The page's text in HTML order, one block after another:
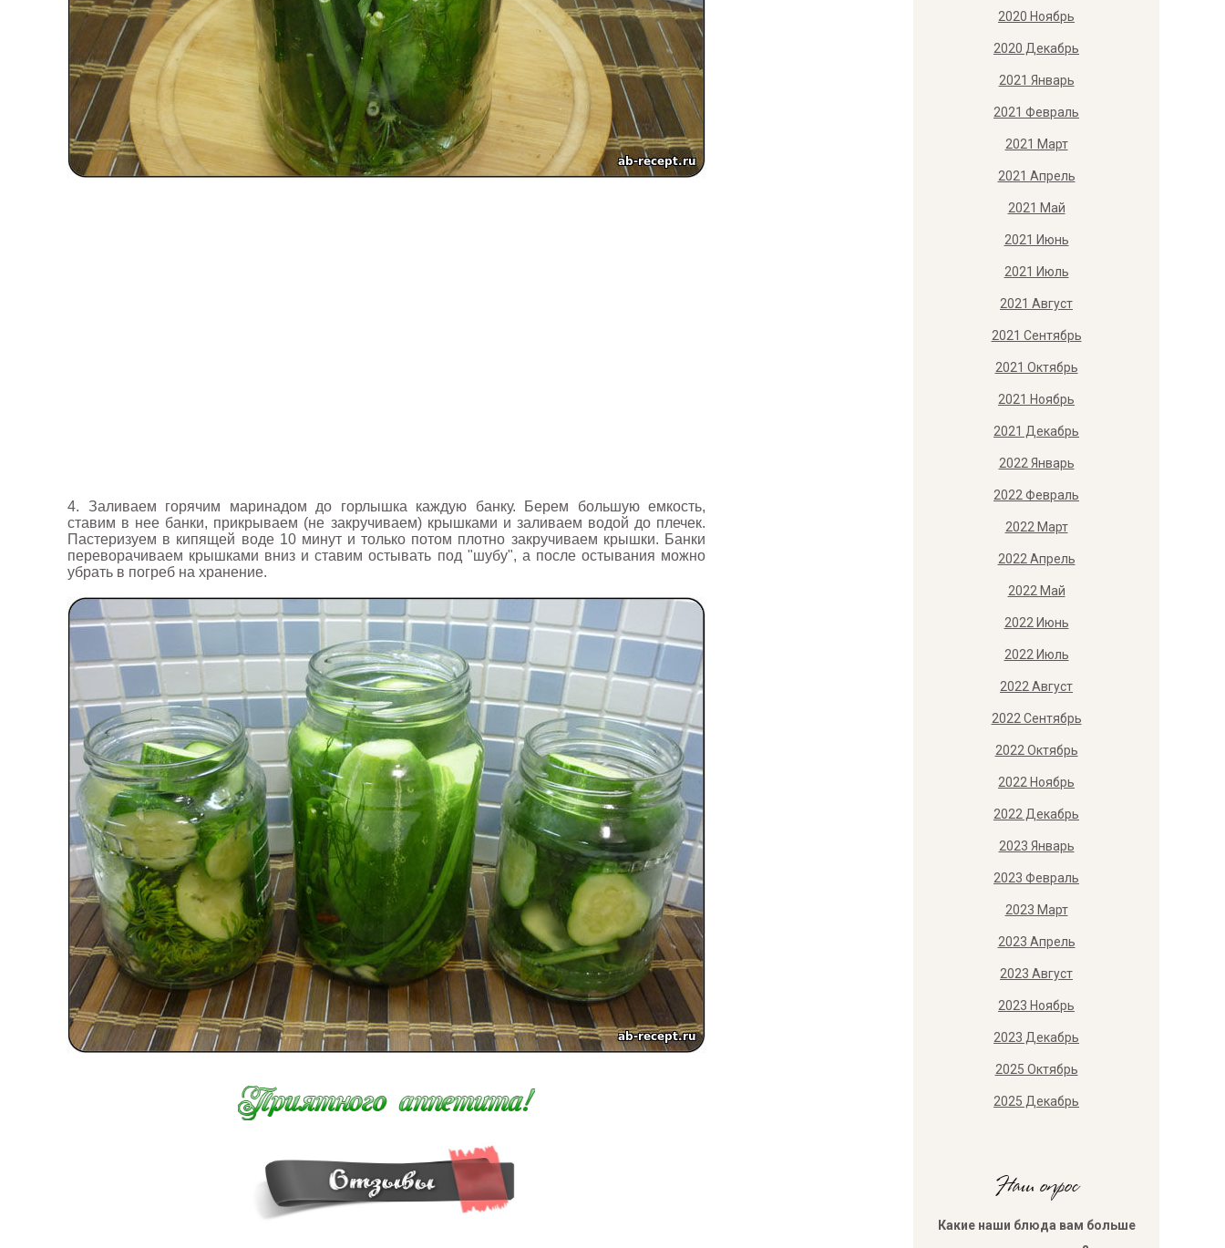
4. Заливаем горячим маринадом до горлышка каждую банку. Берем большую емкость,
ставим в нее банки, прикрываем (не закручиваем) крышками и заливаем водой до плечек.
Пастеризуем в кипящей воде 10 минут и только потом плотно закручиваем крышки. Банки
переворачиваем крышками вниз и ставим остывать под "шубу", а после остывания можно
убрать в погреб на хранение.
2020 Ноябрь
2020 Декабрь
2021 Январь
2021 Февраль
2021 Март
2021 Апрель
2021 Май
2021 Июнь
2021 Июль
2021 Август
2021 Сентябрь
2021 Октябрь
2021 Ноябрь
2021 Декабрь
2022 Январь
2022 Февраль
2022 Март
2022 Апрель
2022 Май
2022 Июнь
2022 Июль
2022 Август
2022 Сентябрь
2022 Октябрь
2022 Ноябрь
2022 Декабрь
2023 Январь
2023 Февраль
2023 Март
2023 Апрель
2023 Август
2023 Ноябрь
2023 Декабрь
2025 Октябрь
2025 Декабрь
Наш опрос
Какие наши блюда вам больше